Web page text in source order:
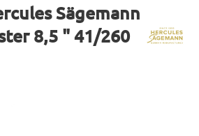
Sägemann
8,5 " 41/260